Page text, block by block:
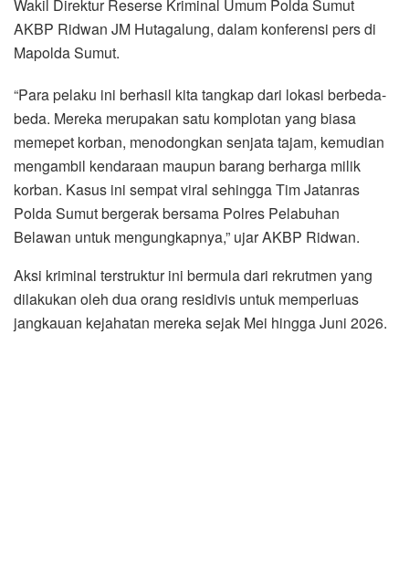
Wakil Direktur Reserse Kriminal Umum Polda Sumut
AKBP Ridwan JM Hutagalung, dalam konferensi pers di
Mapolda Sumut.
“Para pelaku ini berhasil kita tangkap dari lokasi berbeda-
beda. Mereka merupakan satu komplotan yang biasa
memepet korban, menodongkan senjata tajam, kemudian
mengambil kendaraan maupun barang berharga milik
korban. Kasus ini sempat viral sehingga Tim Jatanras
Polda Sumut bergerak bersama Polres Pelabuhan
Belawan untuk mengungkapnya,” ujar AKBP Ridwan.
Aksi kriminal terstruktur ini bermula dari rekrutmen yang
dilakukan oleh dua orang residivis untuk memperluas
jangkauan kejahatan mereka sejak Mei hingga Juni 2026.